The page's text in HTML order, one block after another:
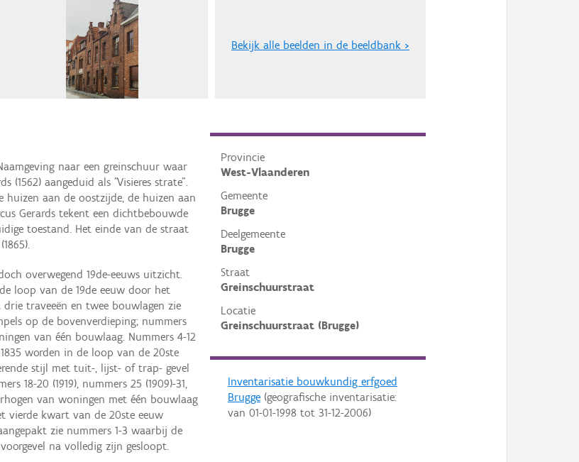
Bekijk alle beelden in de beeldbank >
Provincie
West-Vlaanderen
Gemeente
Brugge
Deelgemeente
Brugge
Straat
Greinschuurstraat
Locatie
Greinschuurstraat (Brugge)
Inventarisatie bouwkundig erfgoed
Brugge(geografische inventarisatie:
van 01-01-1998tot 31-12-2006)
naar een greinschuur waar
(1562) aangeduid als "Visieres strate".
huizen aan de oostzijde, de huizen aan
Gerards tekent een dichtbebouwde
toestand. Het einde van de straat
overwegend 19de-eeuws uitzicht.
loop van de 19de eeuw door het
traveeën en twee bouwlagen zie
op de bovenverdieping; nummers
van één bouwlaag. Nummers 4-12
worden in de loop van de 20ste
stijl met tuit-, lijst- of trap- gevel
18-20 (1919), nummers 25 (1909)-31,
van woningen met één bouwlaag
vierde kwart van de 20ste eeuw
zie nummers 1-3 waarbij de
na volledig zijn gesloopt.